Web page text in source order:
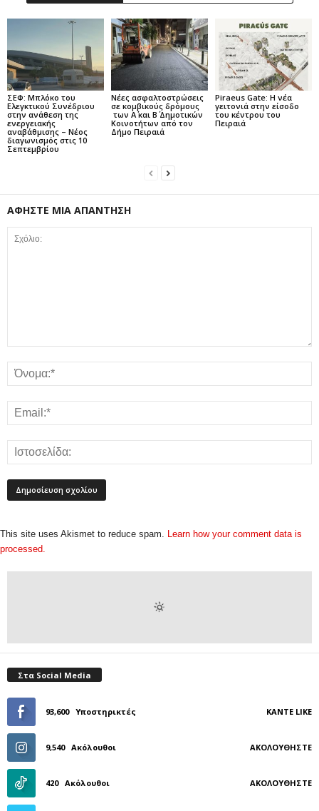
ΣΕΦ: Μπλόκο του
Ελεγκτικού Συνέδριου
στην ανάθεση της
ενεργειακής
αναβάθμισης – Νέος
διαγωνισμός στις 10
Σεπτεμβρίου
Νέες ασφαλτοστρώσεις
σε κομβικούς δρόμους
των Α΄ και Β΄ Δημοτικών
Κοινοτήτων από τον
Δήμο Πειραιά
Piraeus Gate: Η νέα
γειτονιά στην είσοδο
του κέντρου του
Πειραιά
ΑΦΗΣΤΕ ΜΙΑ ΑΠΑΝΤΗΣΗ
This site uses Akismet to reduce spam. Learn how your comment data is
processed.
Στα Social Media
93,600 Υποστηρικτές ΚΆΝΤΕ LIKE
9,540 Ακόλουθοι ΑΚΟΛΟΥΘΉΣΤΕ
420 Ακόλουθοι ΑΚΟΛΟΥΘΉΣΤΕ